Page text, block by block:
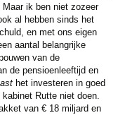
ik ben niet zozeer
al hebben sinds het
en met ons eigen
aantal belangrijke
van de
de pensioenleeftijd en
het investeren in goed
Rutte niet doen.
van € 18 miljard en